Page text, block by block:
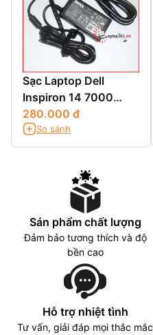
Sạc Laptop Dell
Inspiron 14 7000
7437 N7437
280.000 đ
So sánh
Sán phẩm chất lượng
Đảm bảo tương thích và độ
bền cao
Hỗ trợ nhiệt tình
Tư vấn, giải đáp mọi thắc mắc